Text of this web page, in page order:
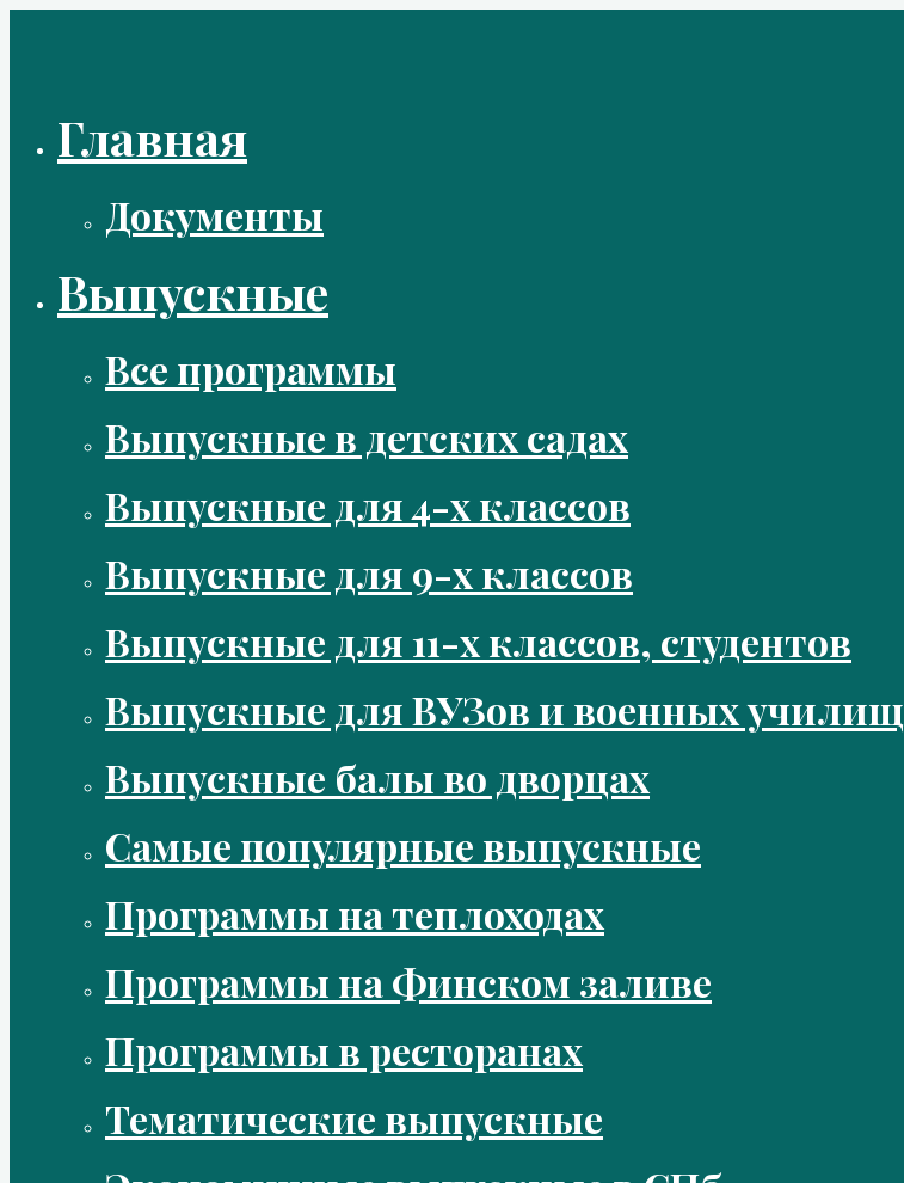
Главная
Документы
Выпускные
Все программы
Выпускные в детских садах
Выпускные для 4-х классов
Выпускные для 9-х классов
Выпускные для 11-х классов, студентов
Выпускные для ВУЗов и военных училищ
Выпускные балы во дворцах
Самые популярные выпускные
Программы на теплоходах
Программы на Финском заливе
Программы в ресторанах
Тематические выпускные